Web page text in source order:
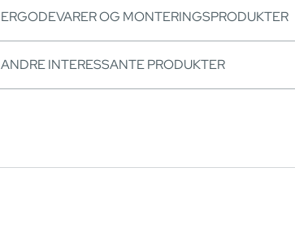
ERGODEVARER OG MONTERINGSPRODUKTER
ANDRE INTERESSANTE PRODUKTER